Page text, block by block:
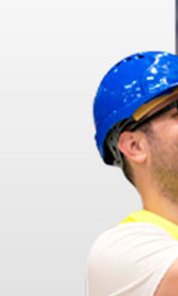
se alarga.